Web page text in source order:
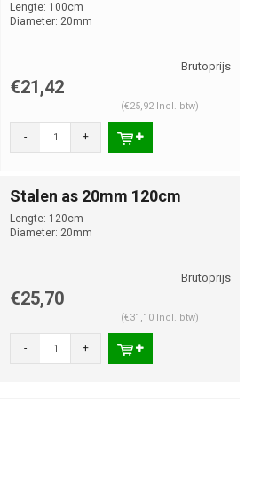
Lengte: 100cm
Diameter: 20mm
€21,42
(€25,92 Incl. btw)
- +
Stalen as 20mm 120cm
Lengte: 120cm
Diameter: 20mm
€25,70
(€31,10 Incl. btw)
- +